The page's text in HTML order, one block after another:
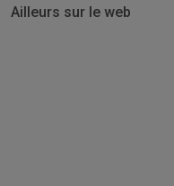
Ailleurs sur le web